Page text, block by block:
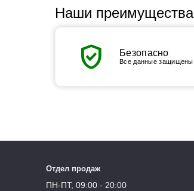
Наши преимущества
verified_user Безопасно
Все данные защищены
Отдел продаж
ПН-ПТ, 09:00 - 20:00